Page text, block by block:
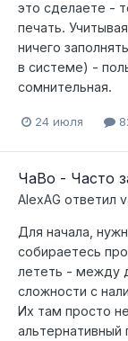
это сделаете -
печать.
ничего
в системе) -
сомнительная.
24 июля
ЧаВо - Часто
AlexAG ответил
Для начала,
собираетесь
лететь - между
сложности с
Их там просто
альтернативный